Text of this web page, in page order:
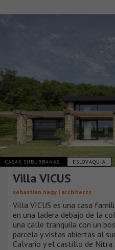
CASAS SUBURBANAS ESLOVAQUIA
Villa VICUS
sebastian nagy | architects
Villa VICUS es una casa
en una ladera debajo de la
una calle tranquila con un
parcela y vistas abiertas al
Calvario y el castillo de Nitra.